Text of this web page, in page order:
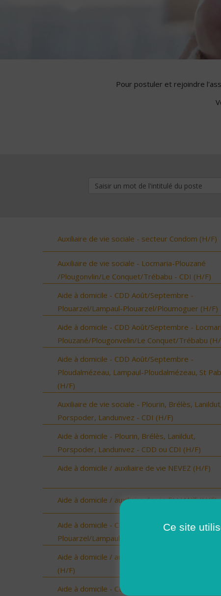
Pour postuler et rejoindre
Auxiliaire de vie sociale - secteur Condom (H/F)
Auxiliaire de vie sociale - Locmaria-Plouzané
/Plougonvlin/Le Conquet/Trébabu - CDI (H/F)
Aide à domicile - CDD Août/Septembre -
Plouarzel/Lampaul-Plouarzel/Ploumoguer (H/F)
Aide à domicile - CDD Août/Septembre -
Plouzané/Plougonvelin/Le Conquet/Trébabu
Aide à domicile - CDD Août/Septembre -
Ploudalmézeau, Lampaul-Ploudalmézeau, St
(H/F)
Auxiliaire de vie sociale - Plourin, Brélès,
Porspoder, Landunvez - CDI (H/F)
Aide à domicile - Plourin, Brélès, Lanildut,
Porspoder, Landunvez - CDD ou CDI (H/F)
Aide à domicile / auxiliaire de vie NEVEZ (H/F)
Aide à domicile / auxiliaire de vie ELLIANT (H/F)
Aide à domicile - CDD Août/Septembre -
Plouarzel/Lampaul-Plouarzel/Ploumoguer (H/F)
Aide à domicile / auxiliaire de vie PONT-AVEN
(H/F)
Aide à domicile - CDD Août/Septembre - St Renan
Ce site